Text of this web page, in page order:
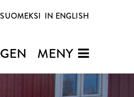
SUOMEKSI IN ENGLISH
MENY